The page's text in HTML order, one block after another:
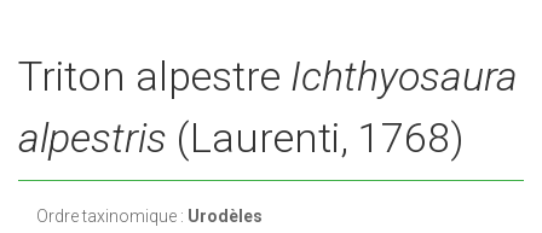
Triton alpestre Ichthyosaura
alpestris (Laurenti, 1768)
Ordre taxinomique : Urodèles